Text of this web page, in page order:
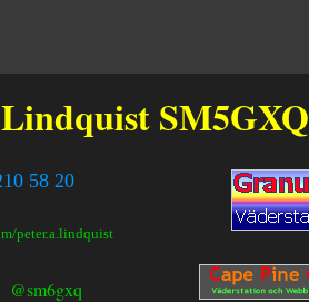
SM5GXQ
58 20
peter.a.lindquist
@sm6gxq